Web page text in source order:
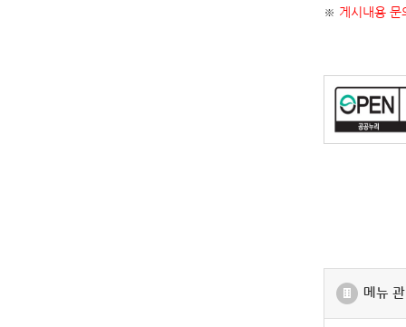
※ 게시내용
메뉴